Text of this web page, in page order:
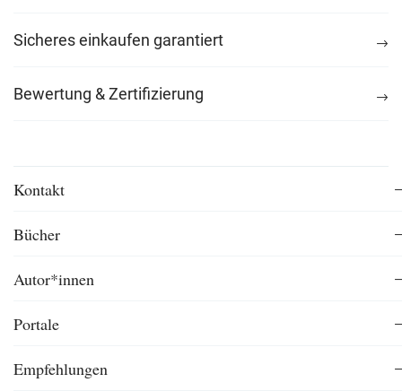
Sicheres einkaufen garantiert
Bewertung & Zertifizierung
Kontakt
Bücher
Autor*innen
Portale
Empfehlungen